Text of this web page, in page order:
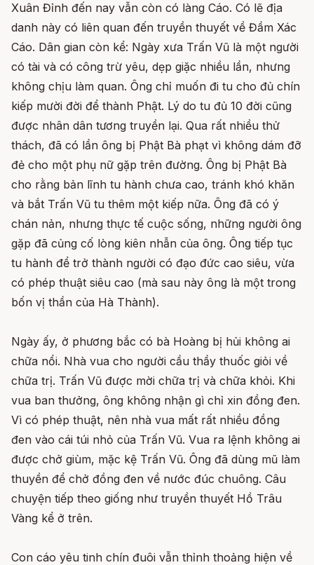
Xuân Đỉnh đến nay vẫn còn có làng Cáo. Có lẽ địa
danh này có liên quan đến truyền thuyết về Đầm Xác
Cáo. Dân gian còn kể: Ngày xưa Trấn Vũ là một người
có tài và có công trừ yêu, dẹp giặc nhiều lần, nhưng
không chịu làm quan. Ông chỉ muốn đi tu cho đủ chín
kiếp mười đời để thành Phật. Lý do tu đủ 10 đời cũng
được nhân dân tương truyền lại. Qua rất nhiều thử
thách, đã có lần ông bị Phật Bà phạt vì không dám đỡ
đẻ cho một phụ nữ gặp trên đường. Ông bị Phật Bà
cho rằng bản lĩnh tu hành chưa cao, tránh khó khăn
và bắt Trấn Vũ tu thêm một kiếp nữa. Ông đã có ý
chán nản, nhưng thực tế cuộc sống, những người ông
gặp đã củng cố lòng kiên nhẫn của ông. Ông tiếp tục
tu hành để trở thành người có đạo đức cao siêu, vừa
có phép thuật siêu cao (mà sau này ông là một trong
bốn vị thần của Hà Thành).
Ngày ấy, ở phương bắc có bà Hoàng bị hủi không ai
chữa nổi. Nhà vua cho người cầu thầy thuốc giỏi về
chữa trị. Trấn Vũ được mời chữa trị và chữa khỏi. Khi
vua ban thưởng, ông không nhận gì chỉ xin đồng đen.
Vì có phép thuật, nên nhà vua mất rất nhiều đồng
đen vào cái túi nhỏ của Trấn Vũ. Vua ra lệnh không ai
được chở giùm, mặc kệ Trấn Vũ. Ông đã dùng mũ làm
thuyền để chở đồng đen về nước đúc chuông. Câu
chuyện tiếp theo giống như truyền thuyết Hồ Trâu
Vàng kể ở trên.
Con cáo yêu tinh chín đuôi vẫn thỉnh thoảng hiện về